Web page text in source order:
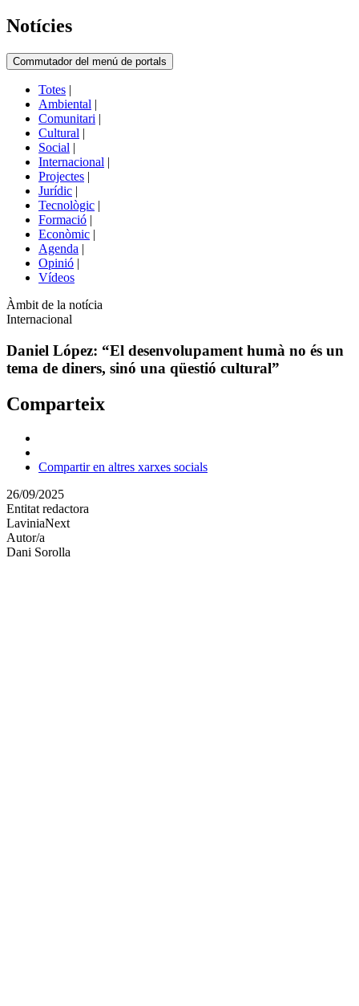
Notícies
Commutador del menú de portals
Totes |
Ambiental |
Comunitari |
Cultural |
Social |
Internacional |
Projectes |
Jurídic |
Tecnològic |
Formació |
Econòmic |
Agenda |
Opinió |
Vídeos
Àmbit de la notícia
Internacional
Daniel López: “El desenvolupament humà no és un
tema de diners, sinó una qüestió cultural”
Comparteix
Compartir en altres xarxes socials
26/09/2025
Entitat redactora
LaviniaNext
Autor/a
Dani Sorolla